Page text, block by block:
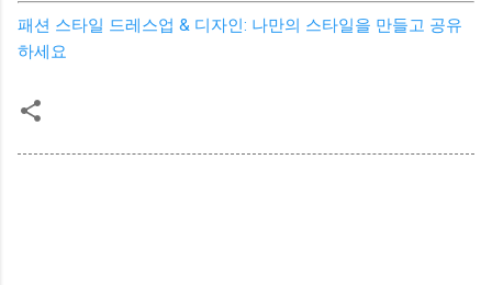
패션 스타일 드레스업 & 디자인: 나만의 스타일을 만들고 공유
하세요